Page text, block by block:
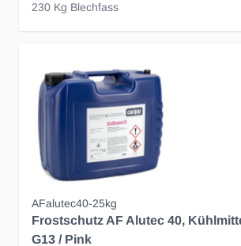
230 Kg Blechfass
AFalutec40-25kg
Frostschutz AF Alutec 40,
G13 / Pink